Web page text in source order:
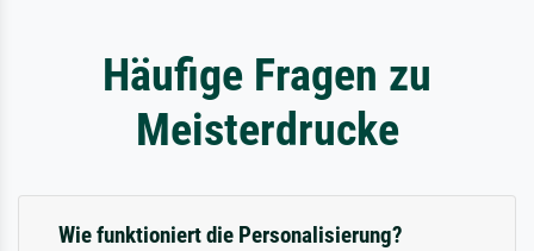
Häufige Fragen zu
Meisterdrucke
Wie funktioniert die Personalisierung?